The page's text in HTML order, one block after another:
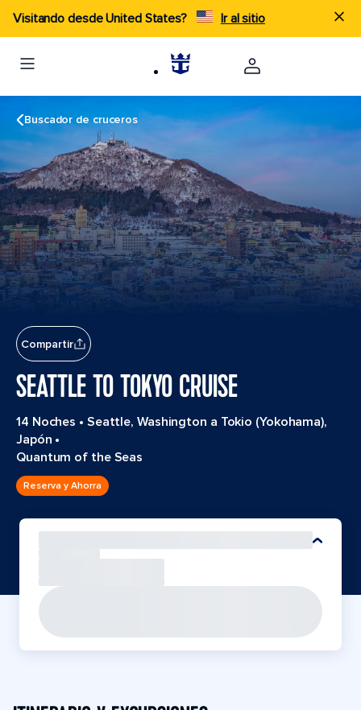
Visitando desde United States? Ir al sitio
Buscador de cruceros
Compartir
SEATTLE TO TOKYO CRUISE
14 Noches • Seattle, Washington a Tokio (Yokohama),
Japón •
Quantum of the Seas
Reserva y Ahorra